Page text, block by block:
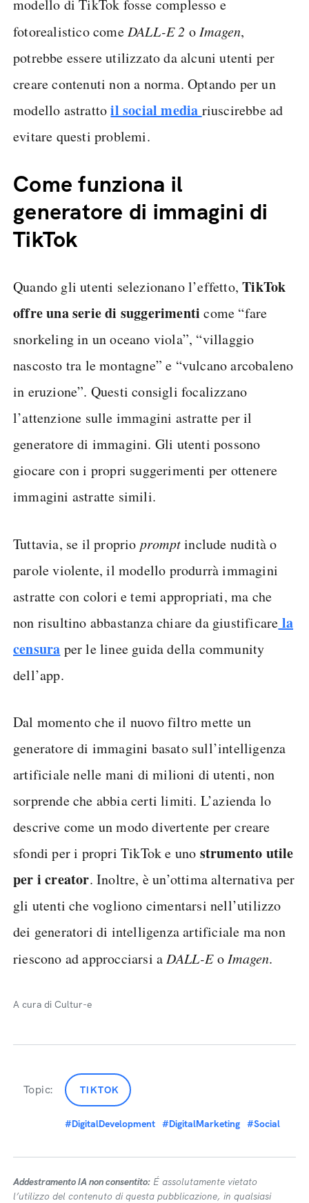
modello di TikTok fosse complesso e
fotorealistico come DALL-E 2 oImagen,
potrebbe essere utilizzato da alcuni utenti per
creare contenuti non a norma. Optando per un
modello astrattoil social media riuscirebbe ad
evitare questi problemi.
Come funziona il
generatore di immagini di
TikTok
Quando gli utenti selezionano l’effetto,TikTok
offre una serie di suggerimenti come “fare
snorkeling in un oceano viola”, “villaggio
nascosto tra le montagne” e “vulcano arcobaleno
in eruzione”. Questi consigli focalizzano
l’attenzione sulle immagini astratte per il
generatore di immagini. Gli utenti possono
giocare con i propri suggerimenti per ottenere
immagini astratte simili.
Tuttavia, se il proprio promptinclude nudità o
parole violente, il modello produrrà immagini
astratte con colori e temi appropriati, ma che
non risultino abbastanza chiare da giustificare la
censura per le linee guida della community
dell’app.
Dal momento che il nuovo filtro mette un
generatore di immagini basato sull’intelligenza
artificiale nelle mani di milioni di utenti, non
sorprende che abbia certi limiti. L’azienda lo
descrive come un modo divertente per creare
sfondi per i propri TikTok e uno strumento utile
per i creator. Inoltre, è un’ottima alternativa per
gli utenti che vogliono cimentarsi nell’utilizzo
dei generatori di intelligenza artificiale ma non
riescono ad approcciarsi aDALL-EoImagen.
A cura di Cultur-e
Topic: TIKTOK
#DigitalDevelopment #DigitalMarketing #Social
Addestramento IA non consentito: É assolutamente vietato
l’utilizzo del contenuto di questa pubblicazione, in qualsiasi